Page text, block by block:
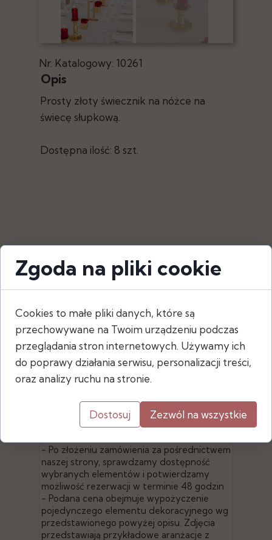
Nr. Katalogowy: 10261
- Po złożeniu zamówienia za pośrednictwem
naszej strony, sprawdzamy dostępność
wybranych elementów i potwierdzamy
możliwość rezerwacji w terminie 48 godzin
- Podana cena obejmuje wypożyczenie
pojedynczego elementu dekoracyjnego wg
przedstawionego powyżej opisu. Zdjęcia
przedstawiają przykładowe aranżacje z
Opis
Prosty złoty świecznik na nóżce na
świecę słupkową.
Dostępna ilość: 8 szt.
Wymiary
- wysokość: 21 cm
- średnica talerzyka: 10 cm
Zgoda na pliki cookie
Cookies to małe pliki danych, które są
przechowywane na Twoim urządzeniu podczas
przeglądania stron internetowych. Używamy ich
do poprawy działania serwisu, personalizacji treści,
oraz analizy ruchu na stronie.
Dostosuj Zezwól na wszystkie